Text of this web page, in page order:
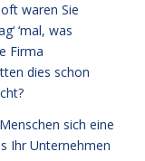
waren Sie
‘mal, was
Firma
dies schon
sich eine
Ihr Unternehmen